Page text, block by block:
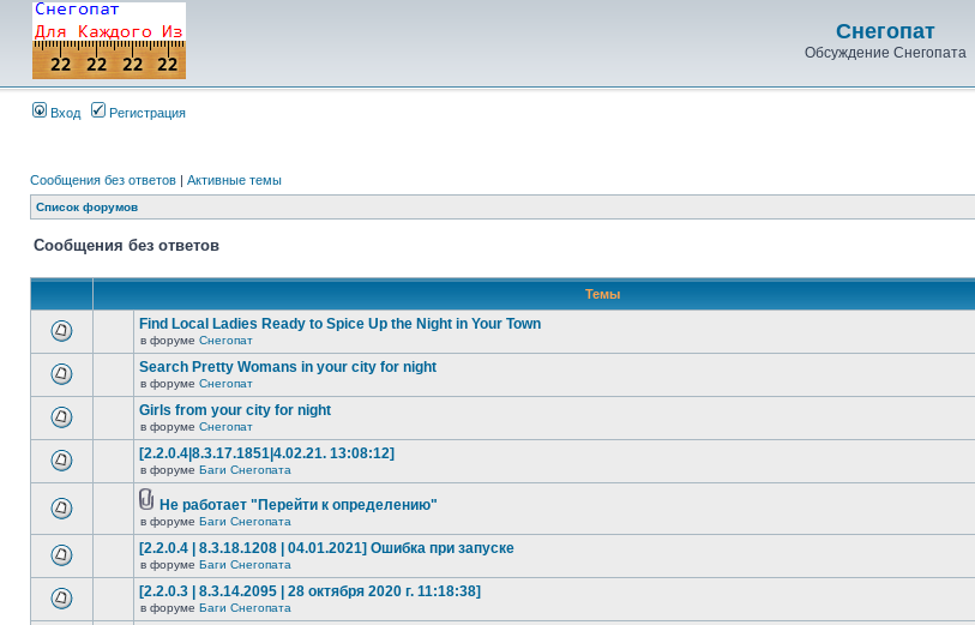
Снегопат
Обсуждение Снегопата
Вход Регистрация
Сообщения без ответов | Активные темы
Список форумов
Сообщения без ответов
Темы
Find Local Ladies Ready to Spice Up the Night in Your Town
в форуме Снегопат
Search Pretty Womans in your city for night
в форуме Снегопат
Girls from your city for night
в форуме Снегопат
[2.2.0.4|8.3.17.1851|4.02.21. 13:08:12]
в форуме Баги Снегопата
Не работает "Перейти к определению"
в форуме Баги Снегопата
[2.2.0.4 | 8.3.18.1208 | 04.01.2021] Ошибка при запуске
в форуме Баги Снегопата
[2.2.0.3 | 8.3.14.2095 | 28 октября 2020 г. 11:18:38]
в форуме Баги Снегопата